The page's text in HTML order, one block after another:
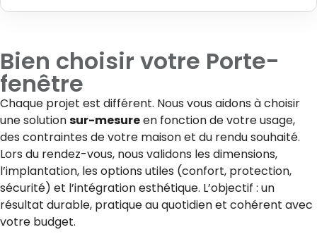
Bien choisir votre Porte-
fenêtre
Chaque projet est différent. Nous vous aidons à choisir
une solutionsur-mesureen fonction de votre usage,
des contraintes de votre maison et du rendu souhaité.
Lors du rendez-vous, nous validons les dimensions,
l’implantation, les options utiles (confort, protection,
sécurité) et l’intégration esthétique. L’objectif : un
résultat durable, pratique au quotidien et cohérent avec
votre budget.